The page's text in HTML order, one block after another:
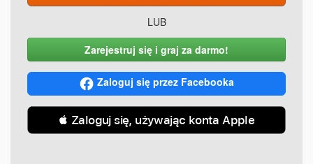
LUB
Zarejestruj się i graj za darmo!
Zaloguj się przez Facebooka
 Zaloguj się, używając konta Apple